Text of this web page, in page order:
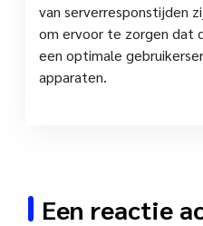
van serverresponstijden
om ervoor te zorgen dat
een optimale
apparaten.
Een reactie